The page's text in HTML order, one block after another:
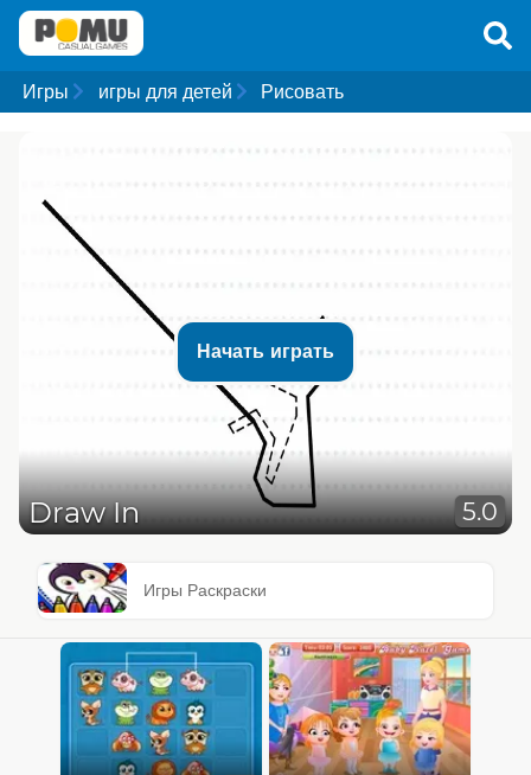
Игры игры для детей Рисовать
Начать играть
Draw In 5.0
Игры Раскраски